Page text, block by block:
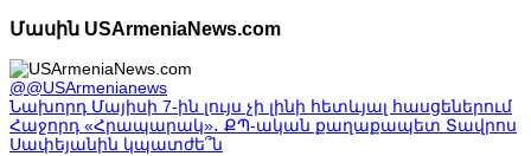
Մասին USArmeniaNews.com
@@USArmenianews
ՆախորդՄայիսի 7-ին լույս չի լինի հետևյալ հասցեներում
Հաջորդ«Հրապարակ»․ ՔՊ-ական քաղաքապետ Տավրոս
Սափեյանին կպատժե՞ն